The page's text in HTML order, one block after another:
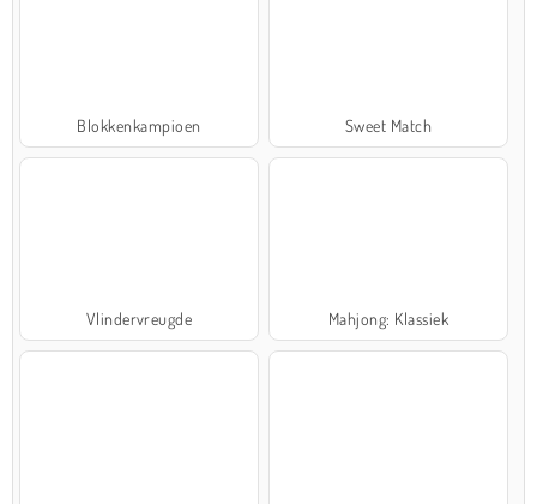
Blokkenkampioen Sweet Match
Vlindervreugde Mahjong: Klassiek